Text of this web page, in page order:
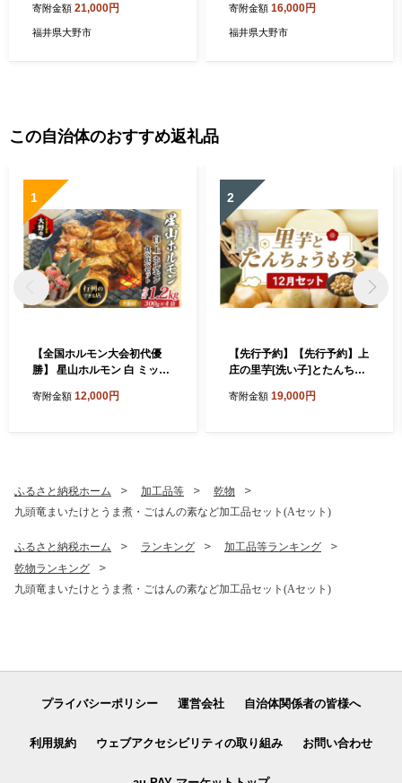
寄附金額 21,000円
福井県大野市
寄附金額 16,000円
福井県大野市
この自治体のおすすめ返礼品
1
【全国ホルモン大会初代優
勝】 星山ホルモン 白 ミック
セット (白・ミックス 各300
寄附金額 12,000円
2
【先行予約】【先行予約】上
庄の里芋[洗い子]とたんちょ
里芋 野菜 根菜 九頭竜 餅 丸
寄附金額 19,000円
ふるさと納税ホーム 加工品等
乾物
九頭竜まいたけとうま煮・ごはんの素など加工品セット(Aセット)
ふるさと納税ホーム ランキング
加工品等ランキング
乾物ランキング
九頭竜まいたけとうま煮・ごはんの素など加工品セット(Aセット)
プライバシーポリシー 運営会社 自治体関係者の皆様へ
利用規約 ウェブアクセシビリティの取り組み お問い合わせ